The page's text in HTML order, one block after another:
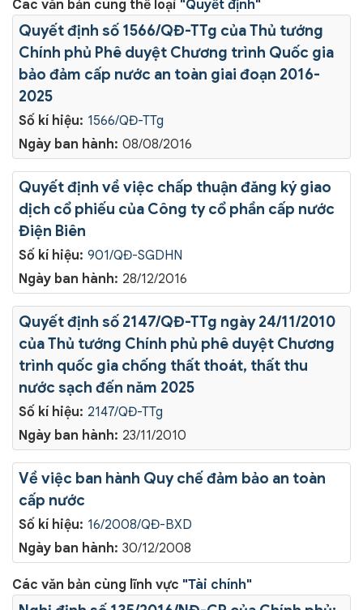
Các văn bản cùng thể loại "Quyết định"
Số kí hiệu: 1566/QĐ-TTg
Ngày ban hành: 08/08/2016
Quyết định số 1566/QĐ-TTg của Thủ tướng
Chính phủ Phê duyệt Chương trình Quốc gia
bảo đảm cấp nước an toàn giai đoạn 2016-
2025
Số kí hiệu: 901/QĐ-SGDHN
Ngày ban hành: 28/12/2016
Quyết định về việc chấp thuận đăng ký giao
dịch cổ phiếu của Công ty cổ phần cấp nước
Điện Biên
Số kí hiệu: 2147/QĐ-TTg
Ngày ban hành: 23/11/2010
Quyết định số 2147/QĐ-TTg ngày 24/11/2010
của Thủ tướng Chính phủ phê duyệt Chương
trình quốc gia chống thất thoát, thất thu
nước sạch đến năm 2025
Số kí hiệu: 16/2008/QĐ-BXD
Ngày ban hành: 30/12/2008
Về việc ban hành Quy chế đảm bảo an toàn
cấp nước
Các văn bản cùng lĩnh vực "Tài chính"